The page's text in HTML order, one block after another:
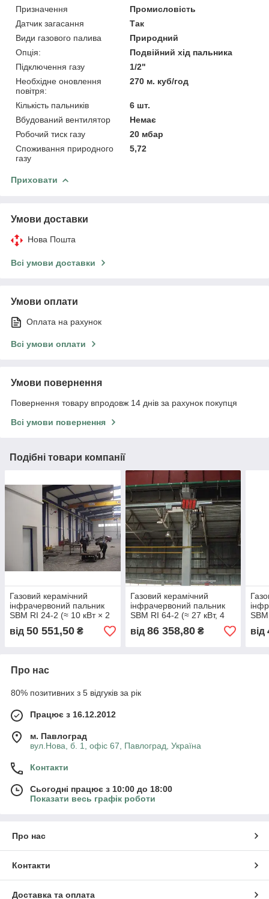
Призначення
Промисловість
Датчик загасання
Так
Види газового палива
Природний
Опція:
Подвійний хід пальника
Підключення газу
1/2"
Необхідне оновлення
повітря:
270 м. куб/год
Кількість пальників
6 шт.
Вбудований вентилятор
Немає
Робочий тиск газу
20 мбар
Споживання природного
газу
5,72
Приховати
Умови доставки
Нова Пошта
Всі умови доставки
Умови оплати
Оплата на рахунок
Всі умови оплати
Умови повернення
Повернення товару впродовж 14 днів за рахунок покупця
Всі умови повернення
Подібні товари компанії
Газовий керамічний
інфрачервоний пальник
SBM RI 24-2 (≈ 10 кВт × 2
секції)
від 50 551,50 ₴
Газовий керамічний
інфрачервоний пальник
SBM RI 64-2 (≈ 27 кВт, 4
секції)
від 86 358,80₴ від
Про нас
80% позитивних з 5 відгуків за рік
Працює з 16.12.2012
м. Павлоград
вул.Нова, б. 1, офіс 67, Павлоград, Україна
Контакти
Сьогодні працює з 10:00 до 18:00
Показати весь графік роботи
Про нас
Контакти
Доставка та оплата